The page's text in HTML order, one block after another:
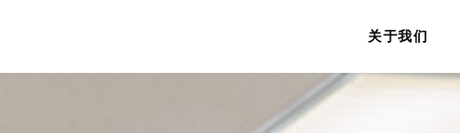
关于我们